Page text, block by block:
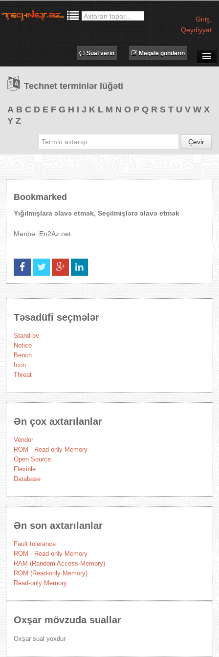
Giriş
Qeydiyyat
TƏDBİRLƏR
PROQRAMLAR
Məqalə göndərin
Sual verin
Technet terminlər lüğəti
A B C D E F G H I J K L M N O P Q R S T U V W X
Y Z
Çevir
Bookmarked
Yığılmışlara əlavə etmək, Seçilmişlərə əlavə etmək
Mənbə: En2Az.net
Təsadüfi seçmələr
Stand-by
Notice
Bench
Icon
Threat
Ən çox axtarılanlar
Vendor
ROM - Read-only Memory
Open Source
Flexible
Database
Ən son axtarılanlar
Fault tolerance
ROM - Read-only Memory
RAM (Random Access Memory)
ROM (Read-only Memory)
Read-only Memory
Oxşar mövzuda suallar
Oxşar sual yoxdur